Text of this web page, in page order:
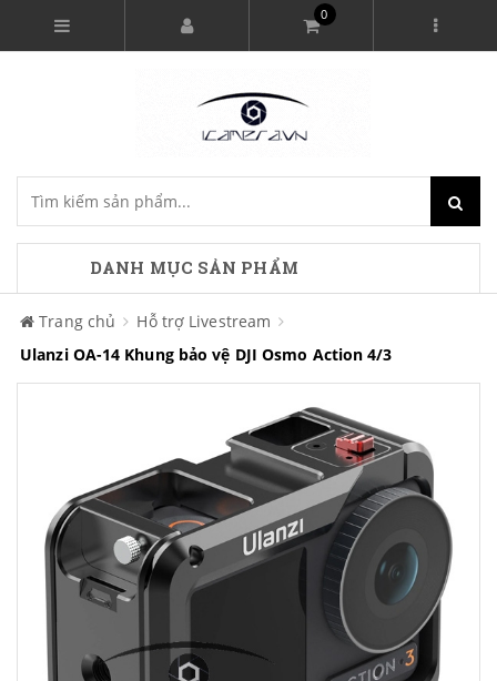
0
DANH MỤC SẢN PHẨM
Trang chủ
Hỗ trợ Livestream
Ulanzi OA-14 Khung bảo vệ DJI Osmo Action 4/3